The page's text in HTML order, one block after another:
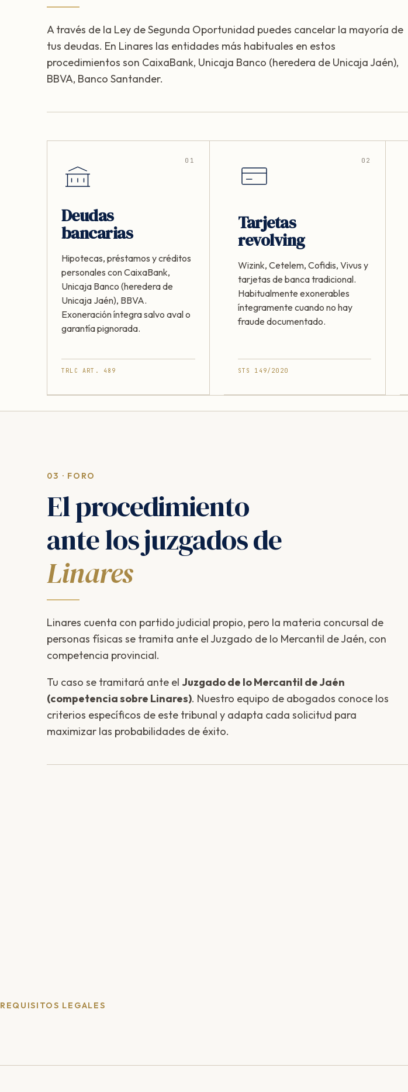
A través de la Ley de Segunda Oportunidad puedes cancelar la mayoría de
tus deudas. En Linares las entidades más habituales en estos
procedimientos son CaixaBank, Unicaja Banco (heredera de Unicaja Jaén),
BBVA, Banco Santander.
01
Deudas
bancarias
Hipotecas, préstamos y créditos
personales con CaixaBank,
Unicaja Banco (heredera de
Unicaja Jaén), BBVA.
Exoneración íntegra salvo aval o
garantía pignorada.
TRLC ART. 489
02
Tarjetas
revolving
Wizink, Cetelem, Cofidis, Vivus y
tarjetas de banca tradicional.
Habitualmente exonerables
íntegramente cuando no hay
fraude documentado.
STS 149/2020
03 · FORO
El procedimiento
ante los juzgados de
Linares
Linares cuenta con partido judicial propio, pero la materia concursal de
personas físicas se tramita ante el Juzgado de lo Mercantil de Jaén, con
competencia provincial.
Tu caso se tramitará ante el Juzgado de lo Mercantil de Jaén
(competencia sobre Linares). Nuestro equipo de abogados conoce los
criterios específicos de este tribunal y adapta cada solicitud para
maximizar las probabilidades de éxito.
REQUISITOS LEGALES